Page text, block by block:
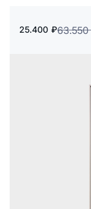
63.550
25.400 ₽